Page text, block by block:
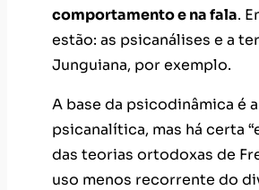
comportamento e na fala.
estão: as psicanálises e a
Junguiana, por exemplo.
A base da psicodinâmica é
psicanalítica, mas há certa
das teorias ortodoxas de
uso menos recorrente do